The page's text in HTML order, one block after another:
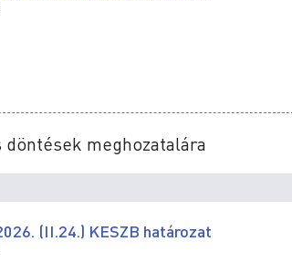
meghozatalára
(II.24.) KESZB határozat